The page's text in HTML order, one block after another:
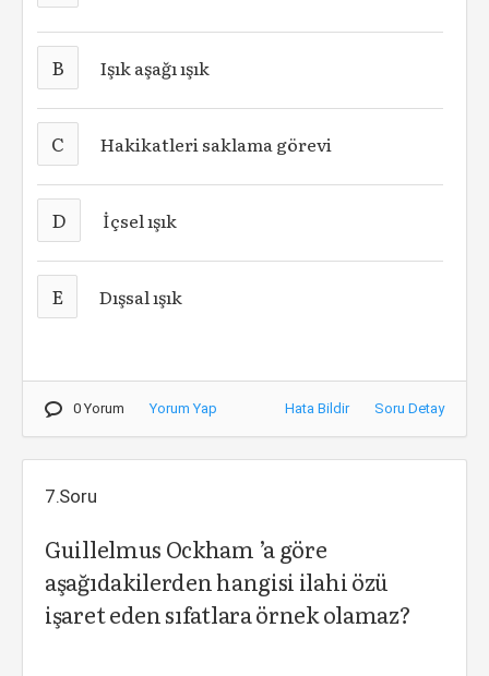
B Işık aşağı ışık
C Hakikatleri saklama görevi
D İçsel ışık
E Dışsal ışık
0 Yorum Yorum Yap Hata Bildir Soru Detay
7.Soru
Guillelmus Ockham ’a göre
aşağıdakilerden hangisi ilahi özü
işaret eden sıfatlara örnek olamaz?